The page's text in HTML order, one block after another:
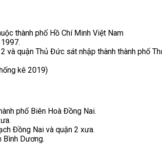
thành phố Hồ Chí Minh Việt Nam
và quận Thủ Đức sát nhập thành thành phố
kê 2019)
phố Biên Hoà Đồng Nai.
Đồng Nai và quận 2 xưa.
Bình Dương.